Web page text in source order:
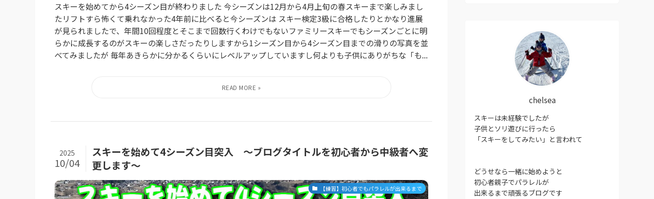
スキーを始めてから4シーズン目が終わりました 今シーズンは12月から4月上旬の春スキーまで楽しみまし
たリフトすら怖くて乗れなかった4年前に比べると今シーズンは スキー検定3級に合格したりとかなり進展
が見られましたで、年間10回程度とそこまで回数行くわけでもないファミリースキーでもシーズンごとに明
らかに成長するのがスキーの楽しさだったりしますから1シーズン目から4シーズン目までの滑りの写真を並
べてみましたが 毎年あきらかに分かるくらいにレベルアップしていますし何よりも子供にありがちな「も...
スキーを始めて4シーズン目突入 ～ブログタイトルを初心者から中級者へ変
更します～
2025
10/04
【練習】初心者でもパラレルが出来るまで
chelsea
スキーは未経験でしたが
子供とソリ遊びに行ったら
「スキーをしてみたい」と言われて
どうせなら一緒に始めようと
初心者親子でパラレルが
出来るまで頑張るブログです